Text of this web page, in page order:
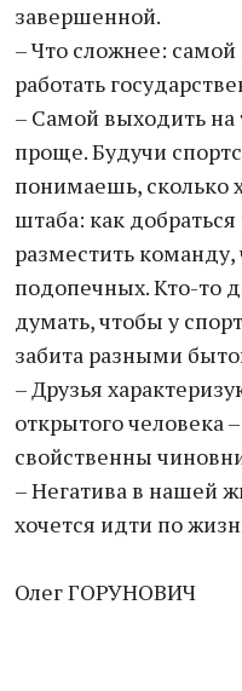
завершенной.
– Что сложнее:
работать
– Самой выходить
проще. Будучи
понимаешь, сколько
штаба: как
разместить
подопечных. Кто-то
думать, чтобы у
забита разными
– Друзья
открытого человека
свойственны
– Негатива в нашей
хочется идти по
Олег ГОРУНОВИЧ